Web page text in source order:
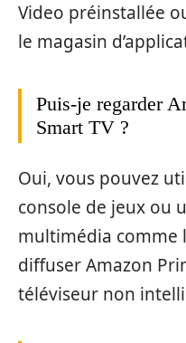
Video préinstallée
le magasin
Puis-je regarder
Smart TV ?
Oui, vous pouvez
console de jeux ou
multimédia comme
diffuser Amazon
téléviseur non